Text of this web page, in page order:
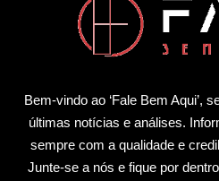
Bem-vindo ao ‘Fale Bem Aqui’,
últimas notícias e análises.
sempre com a qualidade e
Junte-se a nós e fique por